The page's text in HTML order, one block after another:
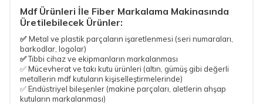
Mdf Ürünleri İle Fiber Markalama Makinasında
Üretilebilecek Ürünler:
✅ Metal ve plastik parçaların işaretlenmesi (seri numaraları,
barkodlar, logolar)
✅Tıbbi cihaz ve ekipmanların markalanması
✅ Mücevherat ve takı kutu ürünleri (altın, gümüş gibi değerli
metallerin mdf kutuların kişiselleştirmelerinde)
✅ Endüstriyel bileşenler (makine parçaları, aletlerin ahşap
kutuların markalanması)